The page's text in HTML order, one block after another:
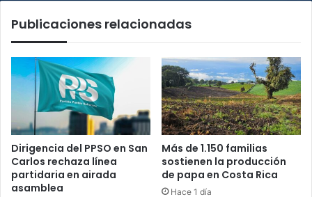
Publicaciones relacionadas
Dirigencia del PPSO en San
Carlos rechaza línea
partidaria en airada
asamblea
Más de 1.150 familias
sostienen la producción
de papa en Costa Rica
Hace 1 día